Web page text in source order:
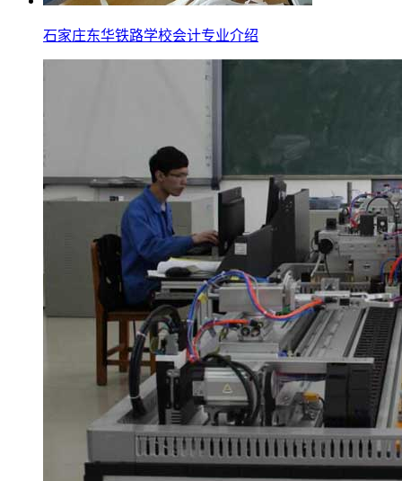
石家庄东华铁路学校会计专业介绍